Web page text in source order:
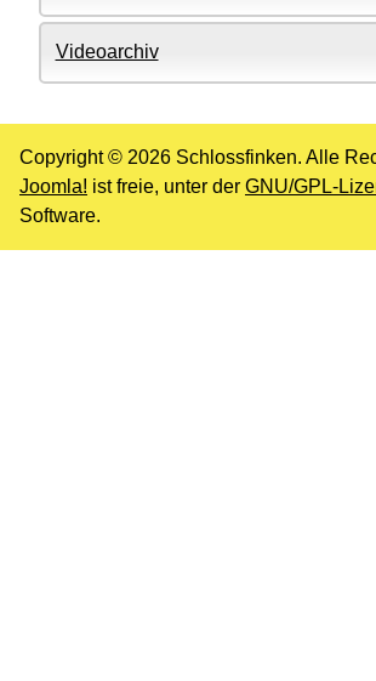
Videoarchiv
Copyright © 2026 Schlossfinken. Alle
Joomla! ist freie, unter der GNU/GPL-
Software.